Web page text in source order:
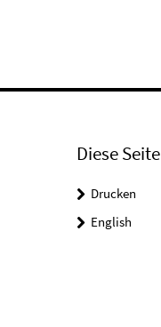
Diese Seite
Drucken
English